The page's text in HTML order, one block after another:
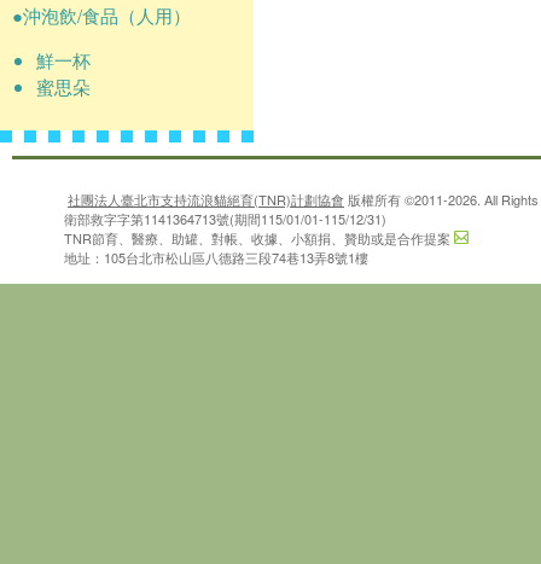
●沖泡飲/食品（人用）
鮮一杯
蜜思朵
社團法人臺北市支持流浪貓絕育(TNR)計劃協會 版權所有 ©2011-2026. All
衛部救字字第1141364713號(期間115/01/01-115/12/31)
TNR節育、醫療、助罐、對帳、收據、小額捐、贊助或是合作提案
地址：105台北市松山區八德路三段74巷13弄8號1樓